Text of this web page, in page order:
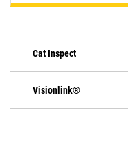
Cat Inspect
Visionlink®